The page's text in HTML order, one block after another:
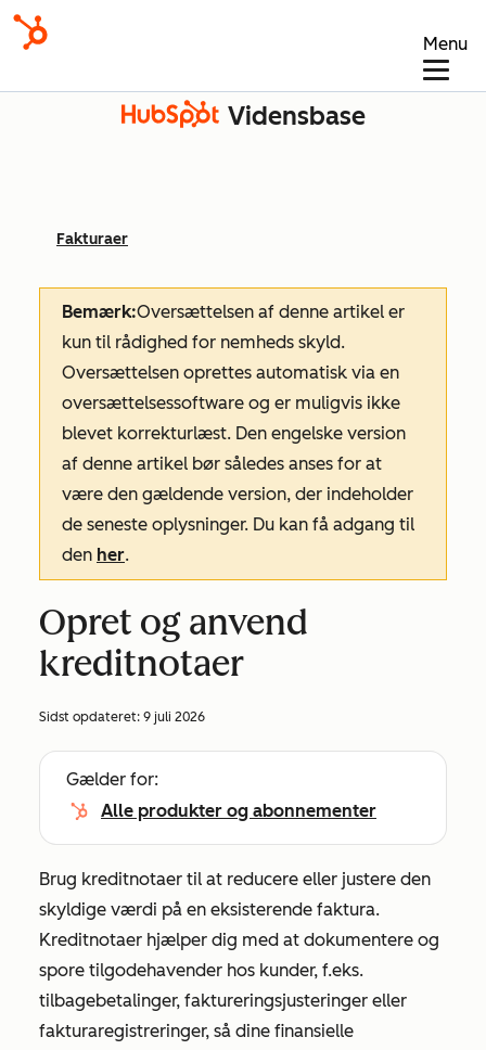
Menu
Vidensbase
Fakturaer
Bemærk:Oversættelsen af denne artikel er
kun til rådighed for nemheds skyld.
Oversættelsen oprettes automatisk via en
oversættelsessoftware og er muligvis ikke
blevet korrekturlæst. Den engelske version
af denne artikel bør således anses for at
være den gældende version, der indeholder
de seneste oplysninger. Du kan få adgang til
den her.
Opret og anvend
kreditnotaer
Sidst opdateret: 9 juli 2026
Gælder for:
Alle produkter og abonnementer
Brug kreditnotaer til at reducere eller justere den
skyldige værdi på en eksisterende faktura.
Kreditnotaer hjælper dig med at dokumentere og
spore tilgodehavender hos kunder, f.eks.
tilbagebetalinger, faktureringsjusteringer eller
fakturaregistreringer, så dine finansielle